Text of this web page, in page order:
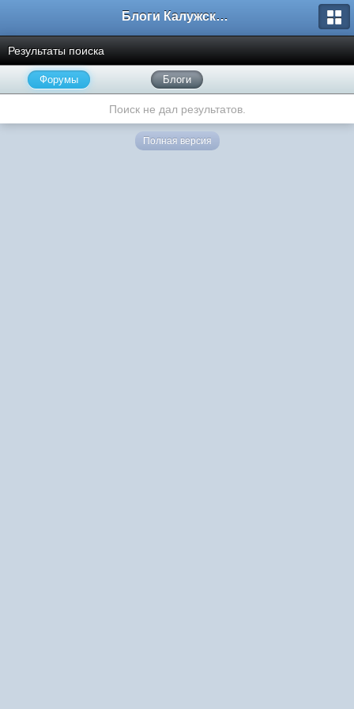
Блоги Калужского перекрестка
Результаты поиска
Форумы Блоги
Поиск не дал результатов.
Полная версия